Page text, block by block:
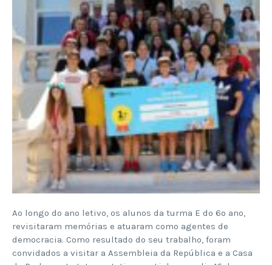
Ao longo do ano letivo, os alunos da turma E do 6º ano,
revisitaram memórias e atuaram como agentes de
democracia. Como resultado do seu trabalho, foram
convidados a visitar a Assembleia da República e a Casa